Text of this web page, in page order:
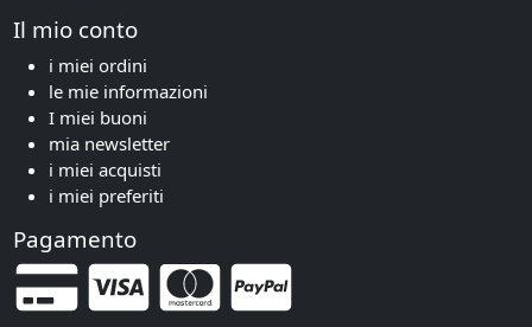
Il mio conto
i miei ordini
le mie informazioni
I miei buoni
mia newsletter
i miei acquisti
i miei preferiti
Pagamento